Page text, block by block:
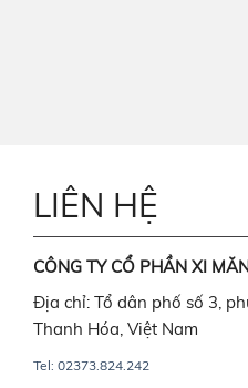
LIÊN HỆ
CÔNG TY CỔ PHẦN XI
Địa chỉ: Tổ dân phố số 3,
Thanh Hóa, Việt Nam
Tel: 02373.824.242